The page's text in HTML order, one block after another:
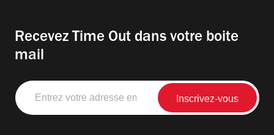
Recevez Time Out dans votre boite
mail
Entrez
votre
adresse